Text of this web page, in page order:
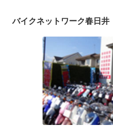
バイクネットワーク春日井